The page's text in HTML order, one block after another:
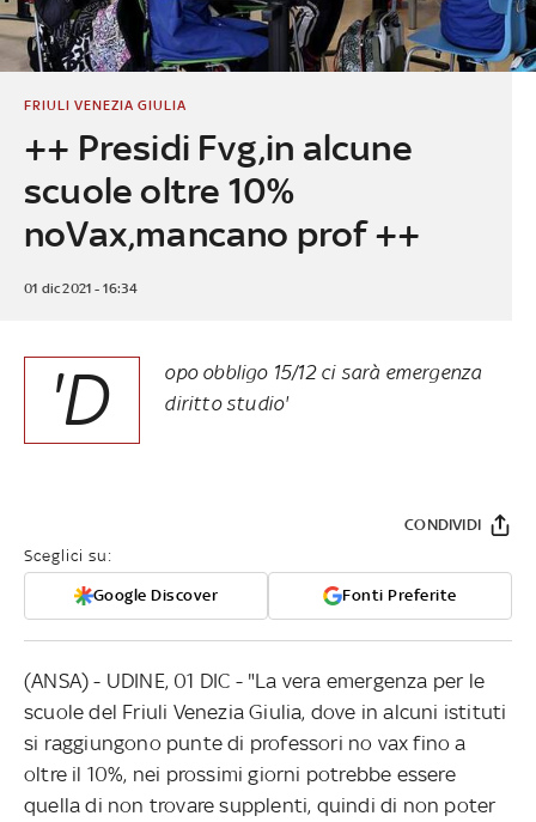
++ Presidi Fvg,in alcune
scuole oltre 10%
noVax,mancano prof ++
FRIULI VENEZIA GIULIA
01 dic 2021 - 16:34
'D
opo obbligo 15/12 ci sarà emergenza
diritto studio'
Sceglici su:
Google Discover Fonti Preferite
CONDIVIDI
(ANSA) - UDINE, 01 DIC - "La vera emergenza per le
scuole del Friuli Venezia Giulia, dove in alcuni istituti
si raggiungono punte di professori no vax fino a
oltre il 10%, nei prossimi giorni potrebbe essere
quella di non trovare supplenti, quindi di non poter